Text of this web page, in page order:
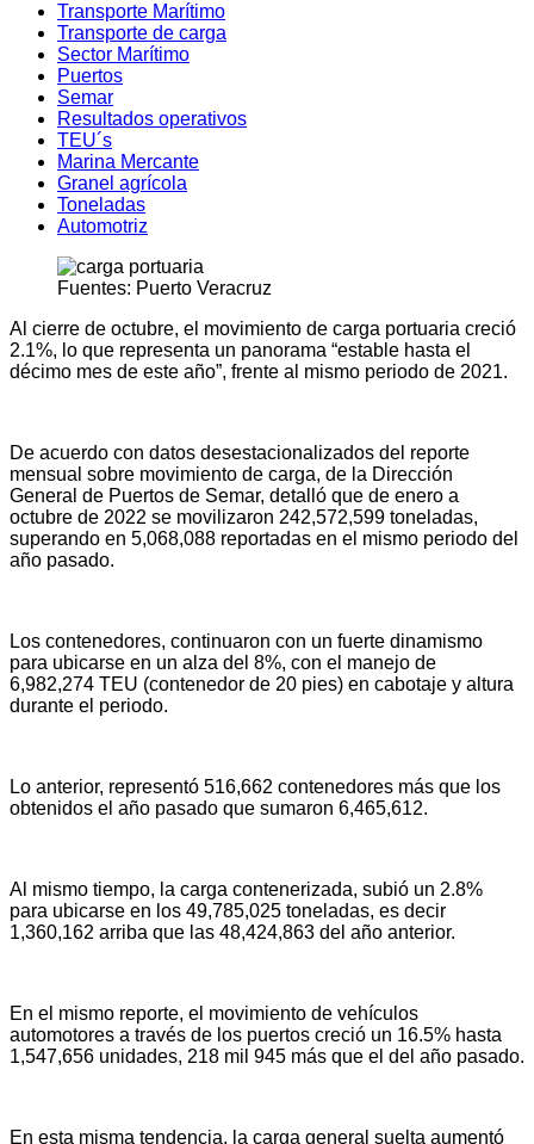
Transporte Marítimo
Transporte de carga
Sector Marítimo
Puertos
Semar
Resultados operativos
TEU´s
Marina Mercante
Granel agrícola
Toneladas
Automotriz
Fuentes: Puerto Veracruz
Al cierre de octubre, el movimiento de carga portuaria creció
2.1%, lo que representa un panorama “estable hasta el
décimo mes de este año”, frente al mismo periodo de 2021.
De acuerdo con datos desestacionalizados del reporte
mensual sobre movimiento de carga, de la Dirección
General de Puertos de Semar, detalló que de enero a
octubre de 2022 se movilizaron 242,572,599 toneladas,
superando en 5,068,088 reportadas en el mismo periodo del
año pasado.
Los contenedores, continuaron con un fuerte dinamismo
para ubicarse en un alza del 8%, con el manejo de
6,982,274 TEU (contenedor de 20 pies) en cabotaje y altura
durante el periodo.
Lo anterior, representó 516,662 contenedores más que los
obtenidos el año pasado que sumaron 6,465,612.
Al mismo tiempo, la carga contenerizada, subió un 2.8%
para ubicarse en los 49,785,025 toneladas, es decir
1,360,162 arriba que las 48,424,863 del año anterior.
En el mismo reporte, el movimiento de vehículos
automotores a través de los puertos creció un 16.5% hasta
1,547,656 unidades, 218 mil 945 más que el del año pasado.
En esta misma tendencia, la carga general suelta aumentó